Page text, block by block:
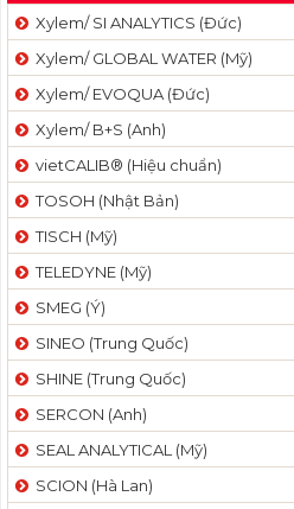
Xylem/ SI ANALYTICS (Đức)
Xylem/ GLOBAL WATER (Mỹ)
Xylem/ EVOQUA (Đức)
Xylem/ B+S (Anh)
vietCALIB® (Hiệu chuẩn)
TOSOH (Nhật Bản)
TISCH (Mỹ)
TELEDYNE (Mỹ)
SMEG (Ý)
SINEO (Trung Quốc)
SHINE (Trung Quốc)
SERCON (Anh)
SEAL ANALYTICAL (Mỹ)
SCION (Hà Lan)